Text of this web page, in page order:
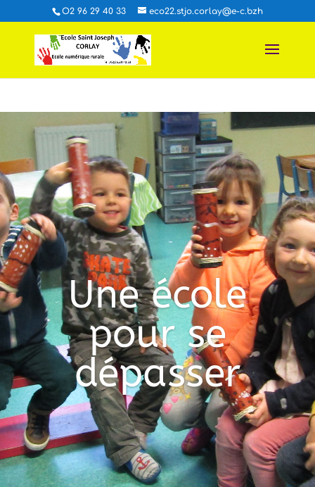
O2 96 29 40 33 eco22.stjo.corlay@e-c.bzh
Une école
pour se
dépasser